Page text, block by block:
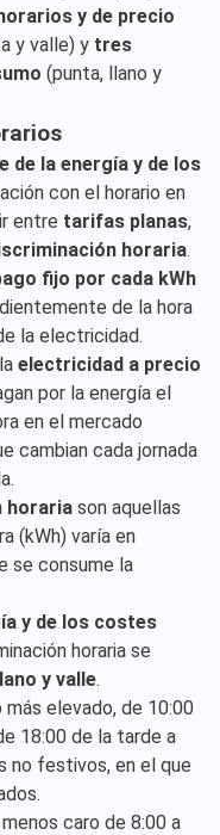
y de precio
y valle) y tres
(punta, llano y
de la energía y de los
con el horario en
entre tarifas planas,
horaria.
fijo por cada kWh
de la hora
la electricidad.
electricidad a precio
por la energía el
en el mercado
cambian cada jornada
horaria son aquellas
(kWh) varía en
se consume la
y de los costes
horaria se
y valle.
elevado, de 10:00
18:00 de la tarde a
no festivos, en el que
caro de 8:00 a